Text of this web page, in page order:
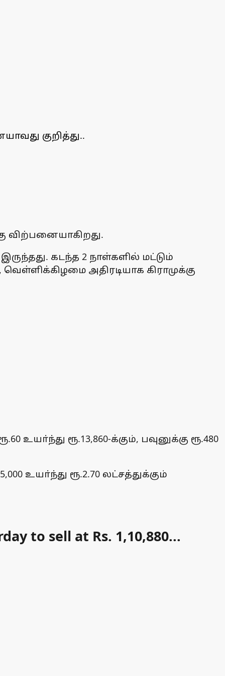
குறித்து..
விற்பனையாகிறது.
கடந்த 2 நாள்களில் மட்டும்
அதிரடியாக கிராமுக்கு
உயா்ந்து ரூ.13,860-க்கும், பவுனுக்கு ரூ.480
உயா்ந்து ரூ.2.70 லட்சத்துக்கும்
to sell at Rs. 1,10,880...